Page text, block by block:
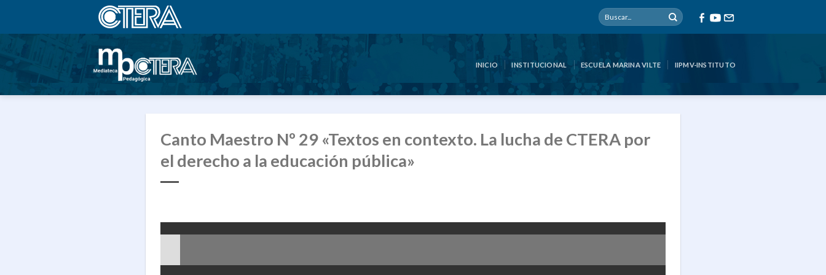
contenido
INICIO INSTITUCIONAL ESCUELA MARINA VILTE IIPMV-INSTITUTO
Canto Maestro Nº 29 «Textos en contexto. La lucha de CTERA por
el derecho a la educación pública»